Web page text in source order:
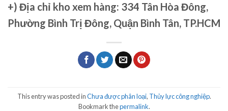
+) Địa chỉ kho xem hàng: 334 Tân Hòa Đông,
Phường Bình Trị Đông, Quận Bình Tân, TP.HCM
This entry was posted inChưa được phân loại, Thủy lực công nghiệp.
Bookmark thepermalink.